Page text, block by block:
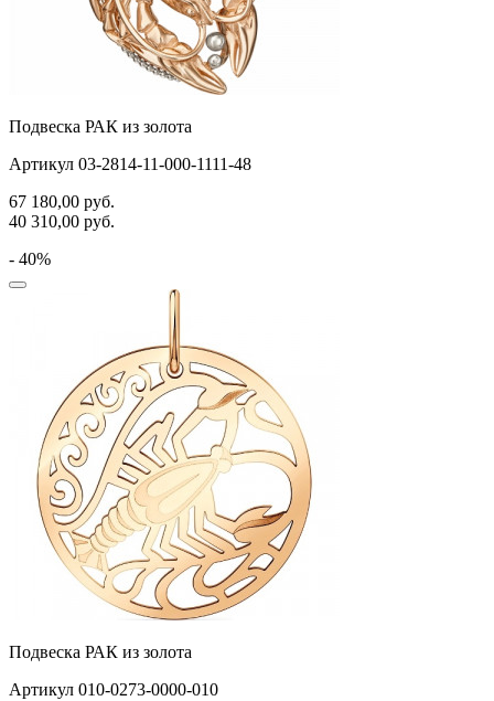
Подвеска РАК из золота
Артикул 03-2814-11-000-1111-48
67 180,00 руб.
40 310,00 руб.
- 40%
Подвеска РАК из золота
Артикул 010-0273-0000-010